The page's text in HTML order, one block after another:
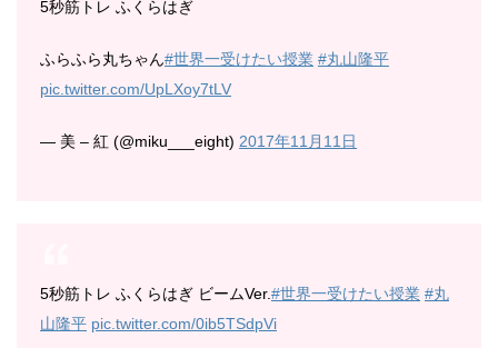
5秒筋トレ ふくらはぎ
ふらふら丸ちゃん#世界一受けたい授業 #丸山隆平
pic.twitter.com/UpLXoy7tLV
— 美 – 紅 (@miku___eight) 2017年11月11日
5秒筋トレ ふくらはぎ ビームVer.#世界一受けたい授業 #丸
山隆平 pic.twitter.com/0ib5TSdpVi